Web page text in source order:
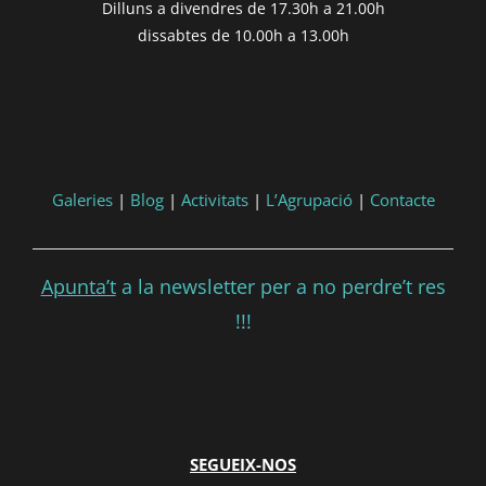
formatDate(post.end, 'YYYY-MM-DD',
'DD/MM/YYYY') }}
Dilluns a divendres de 17.30h a 21.00h
dissabtes de 10.00h a 13.00h
Galeries| Blog| Activitats| L’Agrupació| Contacte
Apunta’ta la newsletter per a no perdre’t res
!!!
SEGUEIX-NOS